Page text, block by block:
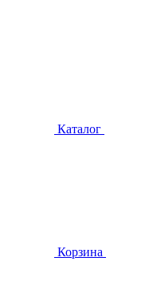
Каталог
Корзина